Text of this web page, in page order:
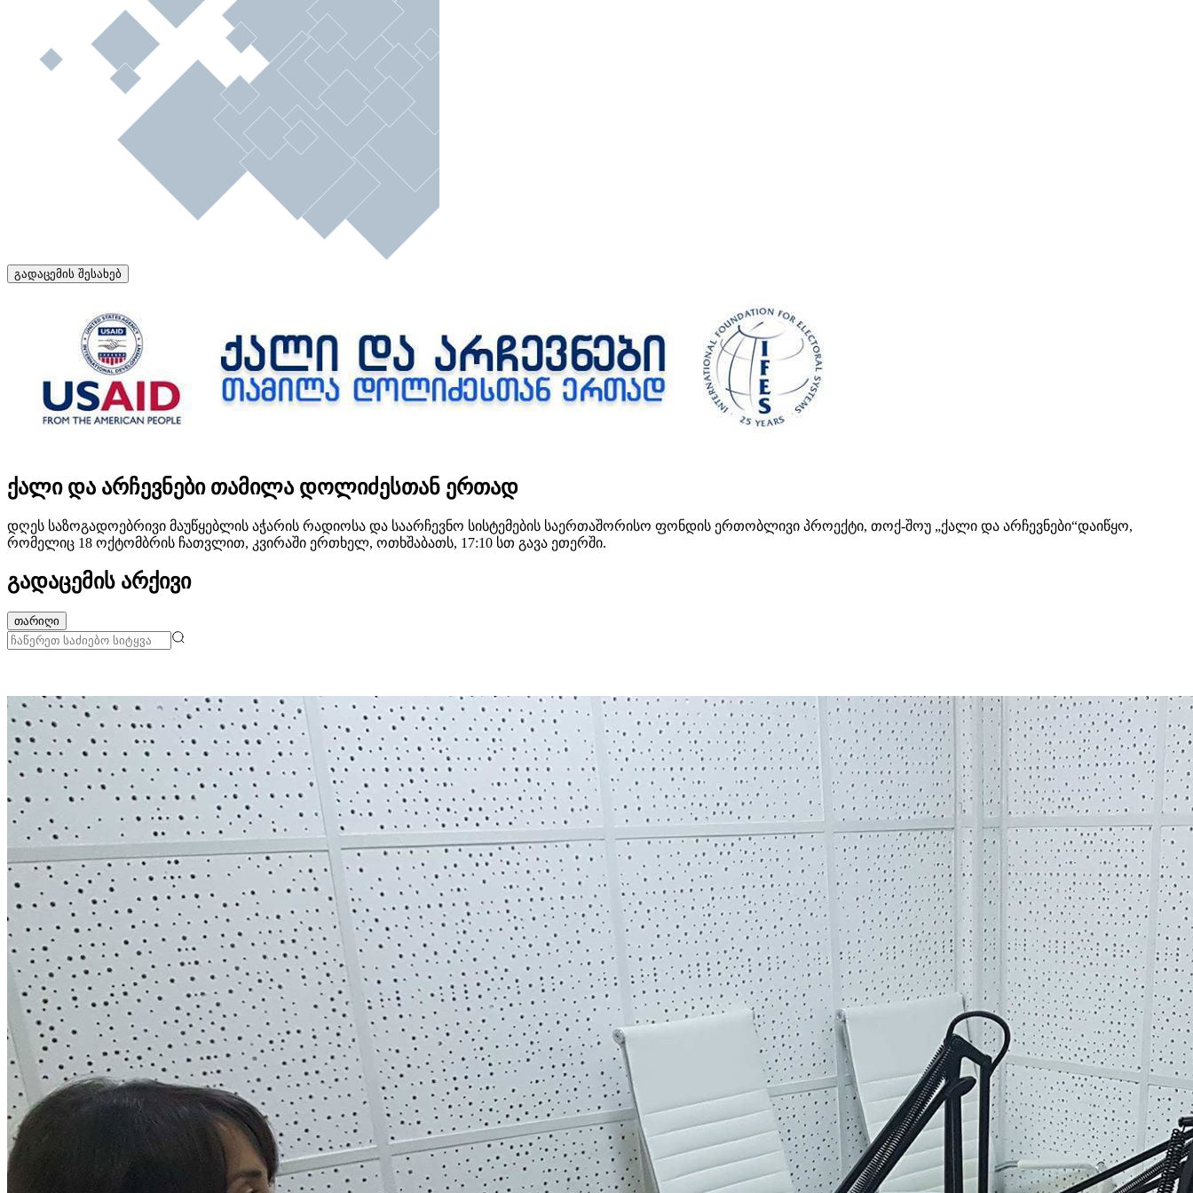
გადაცემის შესახებ
ქალი და არჩევნები თამილა დოლიძესთან ერთად
დღეს საზოგადოებრივი მაუწყებლის აჭარის რადიოსა და საარჩევნო სისტემების საერთაშორისო ფონდის ერთობლივი პროექტი, თოქ-შოუ „ქალი და არჩევნები“დაიწყო,
რომელიც 18 ოქტომბრის ჩათვლით, კვირაში ერთხელ, ოთხშაბათს, 17:10 სთ გავა ეთერში.
გადაცემის არქივი
თარიღი